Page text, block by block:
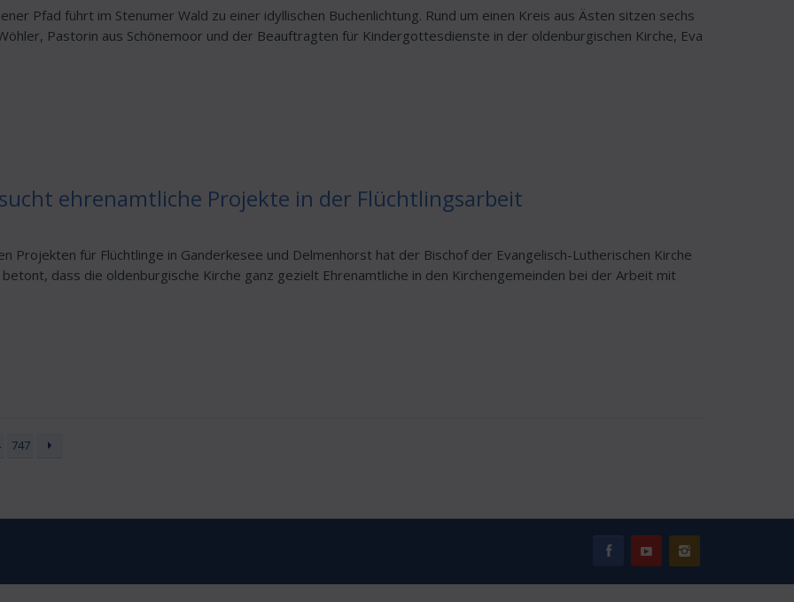
Pfad führt im Stenumer Wald zu einer idyllischen Buchenlichtung. Rund um einen Kreis aus Ästen sitzen sechs
Pastorin aus Schönemoor und der Beauftragten für Kindergottesdienste in der oldenburgischen Kirche, Eva
ehrenamtliche Projekte in der Flüchtlingsarbeit
Projekten für Flüchtlinge in Ganderkesee und Delmenhorst hat der Bischof der Evangelisch-Lutherischen Kirche
betont, dass die oldenburgische Kirche ganz gezielt Ehrenamtliche in den Kirchengemeinden bei der Arbeit mit
747